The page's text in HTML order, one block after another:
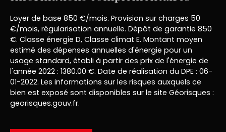
Loyer de base 850 €/mois. Provision sur charges 50
€/mois, régularisation annuelle. Dépôt de garantie 850
€. Classe énergie D, Classe climat E. Montant moyen
estimé des dépenses annuelles d'énergie pour un
usage standard, établi à partir des prix de l'énergie de
l'année 2022 : 1380.00 €. Date de réalisation du DPE : 06-
01-2022. Les informations sur les risques auxquels ce
bien est exposé sont disponibles sur le site Géorisques :
georisques.gouv.fr.